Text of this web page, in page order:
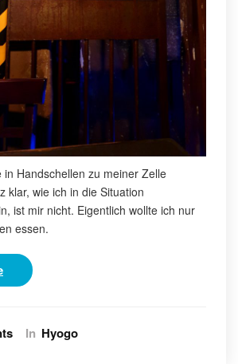
in Handschellen zu meiner Zelle
klar, wie ich in die Situation
ist mir nicht. Eigentlich wollte ich nur
essen.
In Hyogo